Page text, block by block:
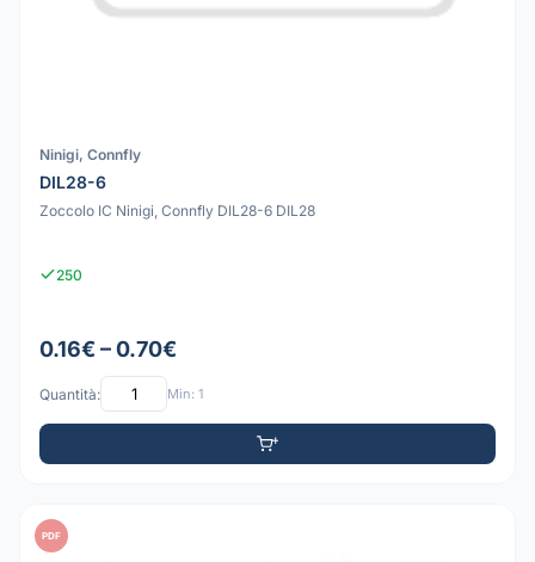
Ninigi, Connfly
DIL28-6
Zoccolo IC Ninigi, Connfly DIL28-6 DIL28
250
0.16€ – 0.70€
Quantità: Min: 1
PDF